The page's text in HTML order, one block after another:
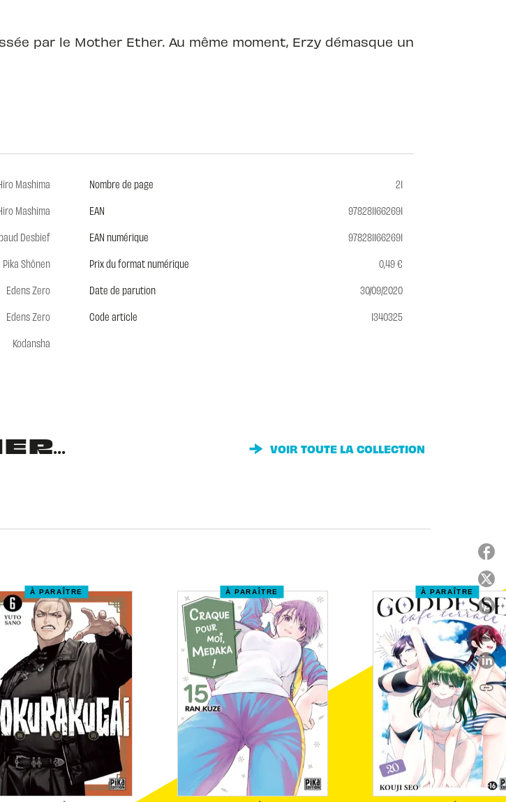
par le Mother Ether. Au même moment, Erzy démasque un
Mashima
Mashima
Desbief
Pika Shônen
Edens Zero
Edens Zero
Kodansha
Nombre de page
21
EAN
9782811662691
EAN numérique
9782811662691
Prix du format numérique
0,49 €
Date de parution
30/09/2020
Code article
1340325
VOIR TOUTE LA COLLECTION
À PARAÎTRE À PARAÎTRE À PARAÎTRE
link